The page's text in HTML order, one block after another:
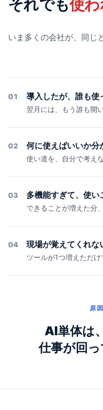
それでも使
いま多くの会社が、同じ
01 導入したが、誰も使
翌月には、もう誰も開
02 何に使えばいいか分
使い道を、自分で考え
03 多機能すぎて、使い
できることが増えた分
04 現場が覚えてくれな
ツールが1つ増えただ
原
AI単体は
仕事が回っ